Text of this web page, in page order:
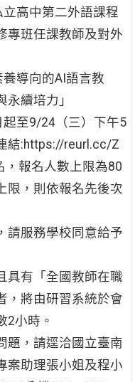
高中第二外語課程
專班任課教師及對外
導向的AI語言教
續培力」
至9/24（三）下午5
結:https://reurl.cc/Z
，報名人數上限為80
限，則依報名先後次
請服務學校同意給予
具有「全國教師在職
，將由研習系統於會
2小時。
題，請逕洽國立臺南
案助理張小姐及程小